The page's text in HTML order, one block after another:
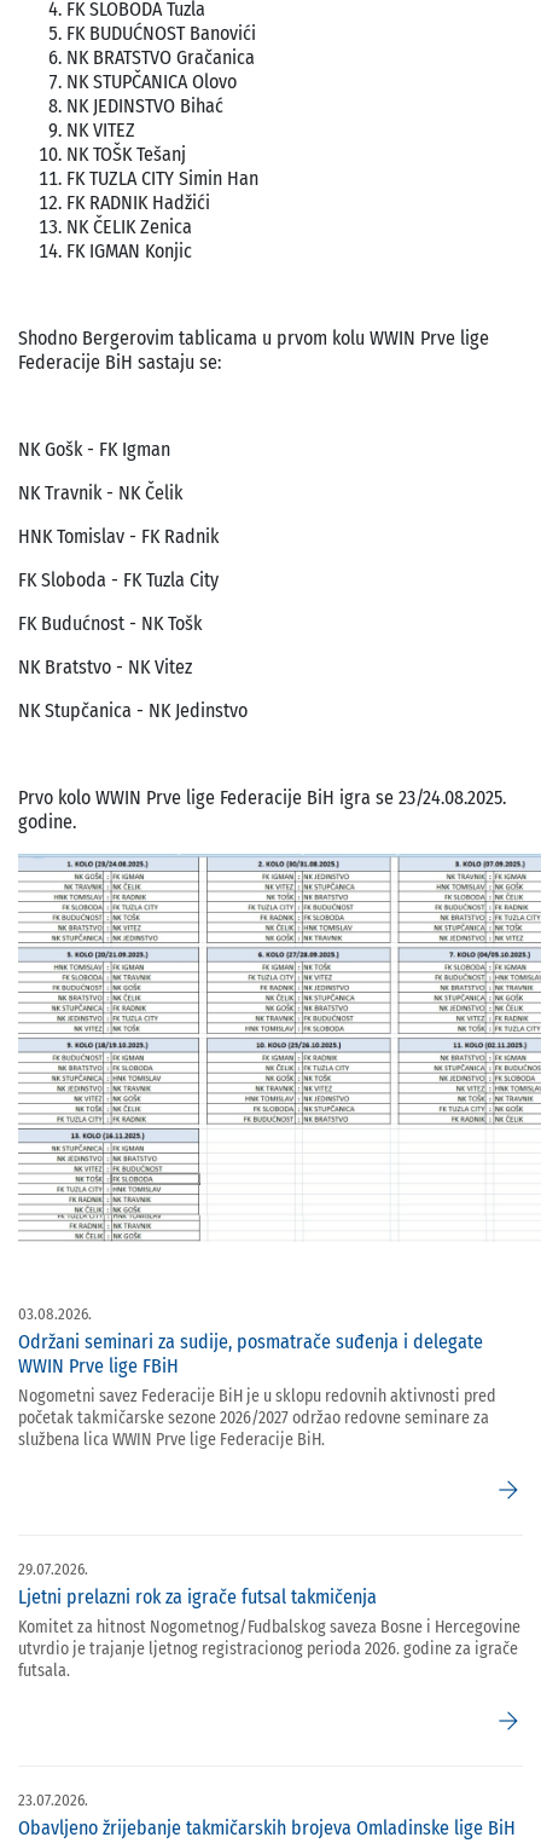
FK SLOBODA Tuzla
FK BUDUĆNOST Banovići
NK BRATSTVO Gračanica
NK STUPČANICA Olovo
NK JEDINSTVO Bihać
NK VITEZ
NK TOŠK Tešanj
FK TUZLA CITY Simin Han
FK RADNIK Hadžići
NK ČELIK Zenica
FK IGMAN Konjic
Shodno Bergerovim tablicama u prvom kolu WWIN Prve lige
Federacije BiH sastaju se:
NK Gošk - FK Igman
NK Travnik - NK Čelik
HNK Tomislav - FK Radnik
FK Sloboda - FK Tuzla City
FK Budućnost - NK Tošk
NK Bratstvo - NK Vitez
NK Stupčanica - NK Jedinstvo
Prvo kolo WWIN Prve lige Federacije BiH igra se 23/24.08.2025.
godine.
03.08.2026.
Održani seminari za sudije, posmatrače suđenja i delegate
WWIN Prve lige FBiH
Nogometni savez Federacije BiH je u sklopu redovnih aktivnosti pred
početak takmičarske sezone 2026/2027 održao redovne seminare za
službena lica WWIN Prve lige Federacije BiH.
arrow_forward
29.07.2026.
Ljetni prelazni rok za igrače futsal takmičenja
Komitet za hitnost Nogometnog/Fudbalskog saveza Bosne i Hercegovine
utvrdio je trajanje ljetnog registracionog perioda 2026. godine za igrače
futsala.
arrow_forward
23.07.2026.
Obavljeno žrijebanje takmičarskih brojeva Omladinske lige BiH